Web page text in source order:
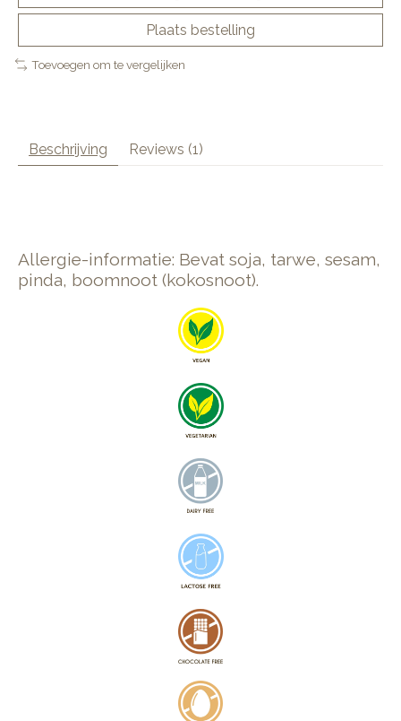
Plaats bestelling
Toevoegen om te vergelijken
Beschrijving Reviews (1)
Allergie-informatie: Bevat soja, tarwe, sesam,
pinda, boomnoot (kokosnoot).